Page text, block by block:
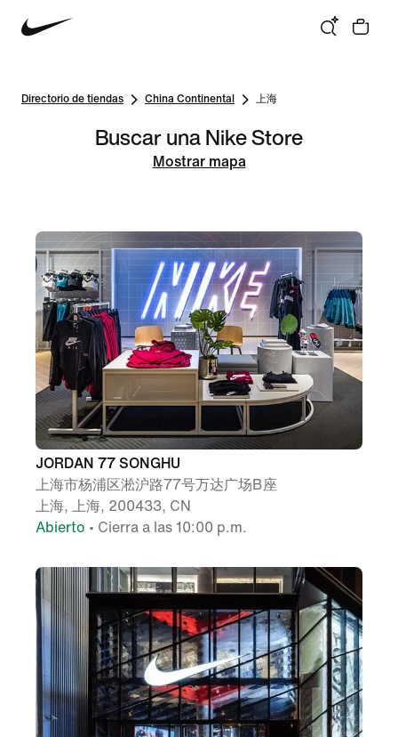
Directorio de tiendas China Continental 上海
Buscar una Nike Store
Mostrar mapa
JORDAN 77 SONGHU
上海市杨浦区淞沪路77号万达广场B座
上海, 上海, 200433, CN
Abierto • Cierra a las 10:00 p.m.